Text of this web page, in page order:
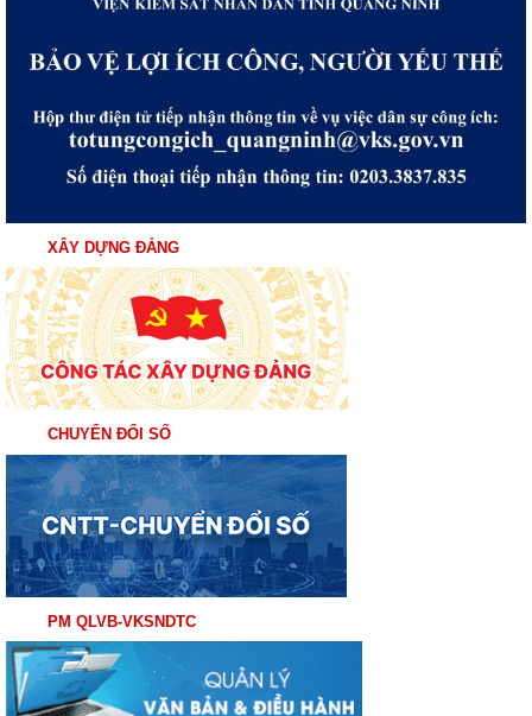
XÂY DỰNG ĐẢNG
CHUYỂN ĐỔI SỐ
PM QLVB-VKSNDTC